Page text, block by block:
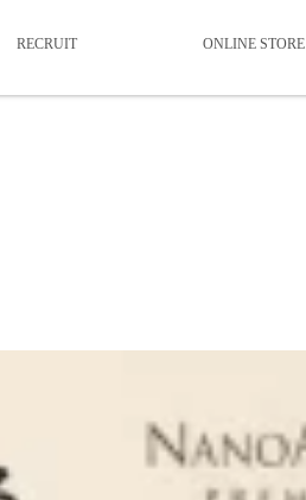
RECRUIT ONLINE STORE